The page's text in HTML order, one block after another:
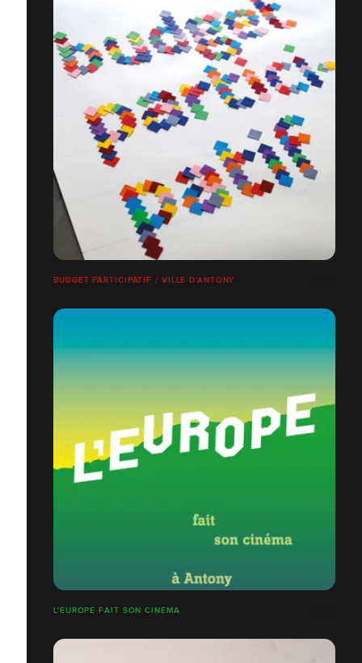
BUDGET PARTICIPATIF / VILLE D’ANTONY
L'EUROPE FAIT SON CINÉMA